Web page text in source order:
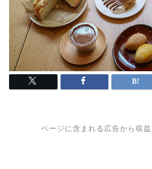
ページに含まれる広告から収